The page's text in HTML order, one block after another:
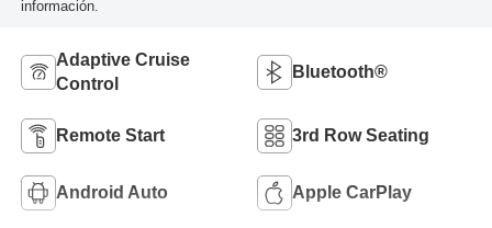
información.
Adaptive Cruise
Control
Bluetooth®
Remote Start 3rd Row Seating
Android Auto Apple CarPlay